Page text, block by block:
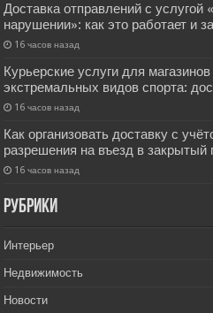
Доставка отправлений с услугой
нарушении»: как это работает и
16 часов назад
Курьерские услуги для
экстремальных видов спорта:
16 часов назад
Как организовать доставку с
разрешения на въезд в закрытый
16 часов назад
РУбрики
Интерьер
Недвижимость
Новости